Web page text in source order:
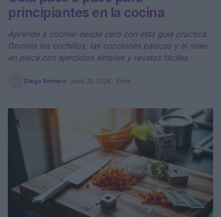
principiantes en la cocina
Aprende a cocinar desde cero con esta guía práctica.
Domina los cuchillos, las cocciones básicas y el mise
en place con ejercicios simples y recetas fáciles
Diego Romero · junio 22, 2026 · 3 min